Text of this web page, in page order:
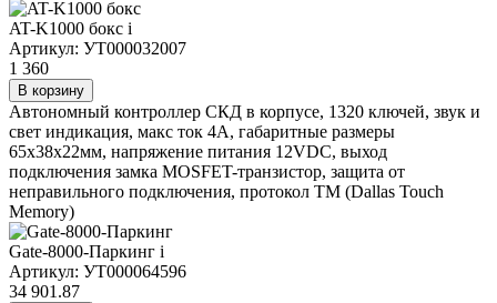
AT-K1000 бокс i
Артикул: УТ000032007
1 360
В корзину
Автономный контроллер СКД в корпусе, 1320 ключей, звук и
свет индикация, макс ток 4А, габаритные размеры
65x38x22мм, напряжение питания 12VDC, выход
подключения замка MOSFET-транзистор, защита от
неправильного подключения, протокол TM (Dallas Touch
Memory)
Gate-8000-Паркинг i
Артикул: УТ000064596
34 901.87